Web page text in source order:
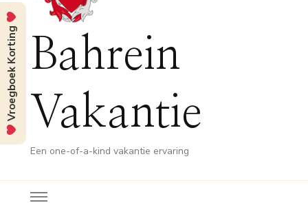
Bahrein
Vakantie
Een one-of-a-kind vakantie ervaring
Vroegboek Korting